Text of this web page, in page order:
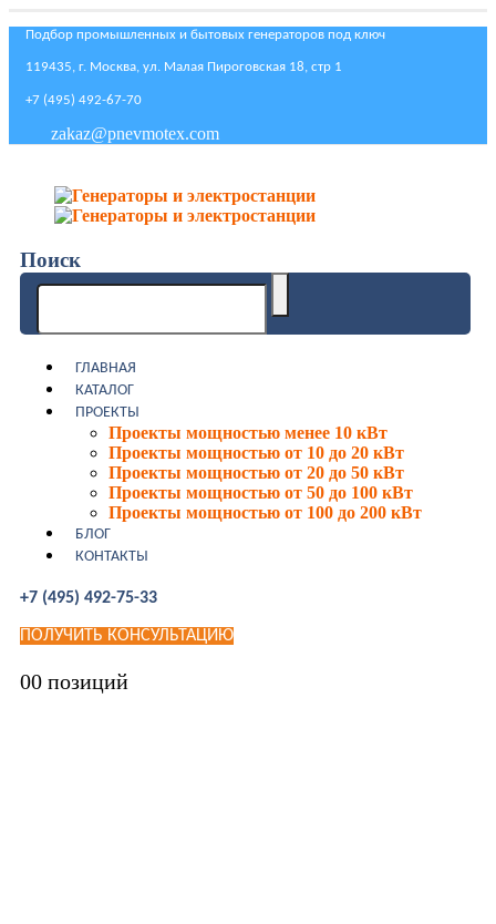
Подбор промышленных и бытовых генераторов под ключ
119435, г. Москва, ул. Малая Пироговская 18, стр 1
+7 (495) 492-67-70
zakaz@pnevmotex.com
Поиск
ГЛАВНАЯ
КАТАЛОГ
ПРОЕКТЫ
Проекты мощностью менее 10 кВт
Проекты мощностью от 10 до 20 кВт
Проекты мощностью от 20 до 50 кВт
Проекты мощностью от 50 до 100 кВт
Проекты мощностью от 100 до 200 кВт
БЛОГ
КОНТАКТЫ
+7 (495) 492-75-33
ПОЛУЧИТЬ КОНСУЛЬТАЦИЮ
00 позиций